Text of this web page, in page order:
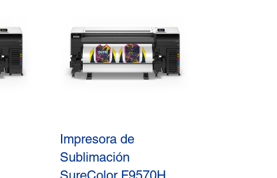
Impresora de
Sublimación